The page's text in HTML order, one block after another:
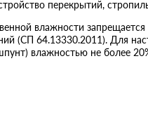
перекрытий,
влажности
(СП 64.13330.2011). Для
влажностью не более